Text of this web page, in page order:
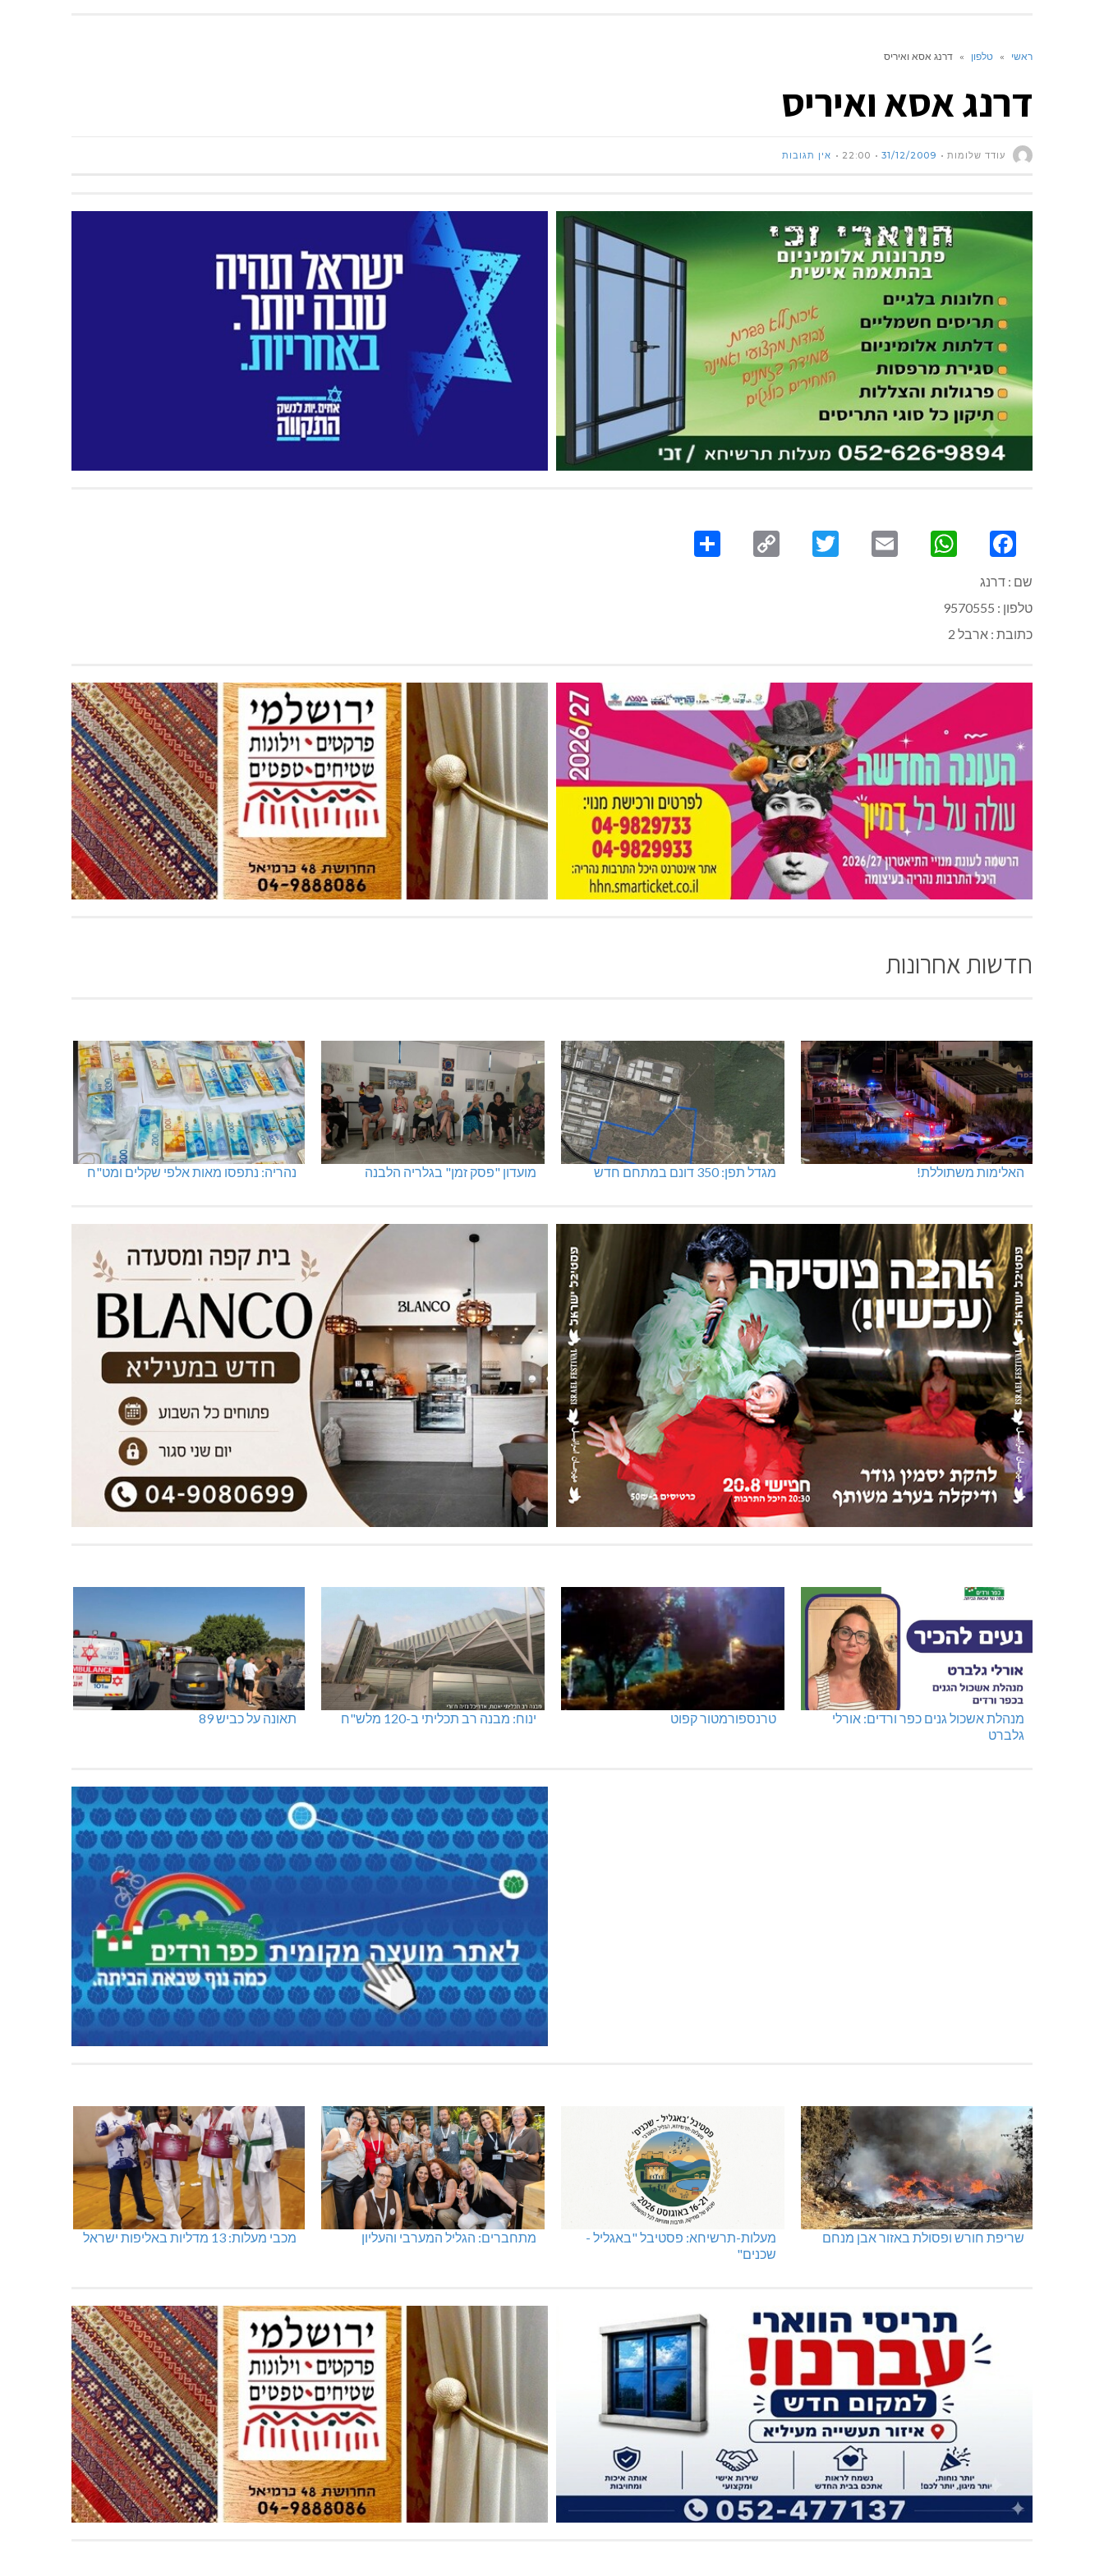
ראשי » טלפון » דרנג אסא ואיריס
דרנג אסא ואיריס
עודד שלומות 31/12/2009
22:00 אין תגובות
Facebook
WhatsApp
Email
Twitter
Copy
שם : דרנג
טלפון : 9570555
כתובת : ארבל 2
חדשות אחרונות
האלימות משתוללת! מגדל תפן: 350 דונם במתחם חדש מועדון "פסק זמן" בגלריה הלבנה נהריה: נתפסו מאות אלפי שקלים ומט"ח
מנהלת אשכול גנים כפר ורדים: אורלי
גלברט
טרנספורמטור קפוט ינוח: מבנה רב תכליתי ב-120 מלש"ח תאונה על כביש 89
שריפת חורש ופסולת באזור אבן מנחם
מעלות-תרשיחא: פסטיבל "באגליל -
שכנים"
מתחברים: הגליל המערבי והעליון מכבי מעלות: 13 מדליות באליפות ישראל